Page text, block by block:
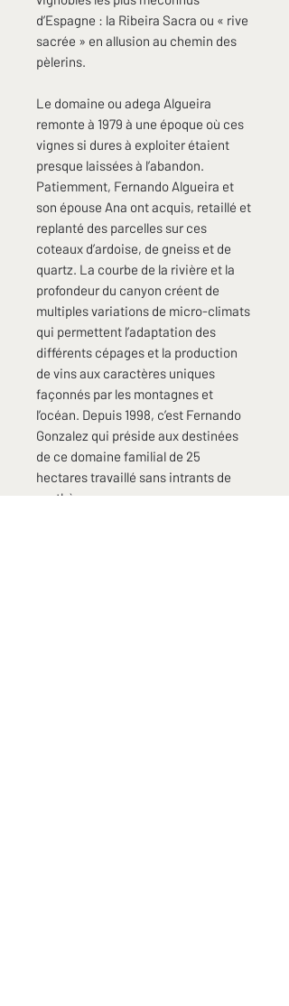
d’Espagne : la Ribeira Sacra ou « rive
sacrée » en allusion au chemin des
pèlerins.
Le domaine ou adega Algueira
remonte à 1979 à une époque où ces
vignes si dures à exploiter étaient
presque laissées à l’abandon.
Patiemment, Fernando Algueira et
son épouse Ana ont acquis, retaillé et
replanté des parcelles sur ces
coteaux d’ardoise, de gneiss et de
quartz. La courbe de la rivière et la
profondeur du canyon créent de
multiples variations de micro-climats
qui permettent l’adaptation des
différents cépages et la production
de vins aux caractères uniques
façonnés par les montagnes et
l’océan. Depuis 1998, c’est Fernando
Gonzalez qui préside aux destinées
de ce domaine familial de 25
hectares travaillé sans intrants de
synthèse.